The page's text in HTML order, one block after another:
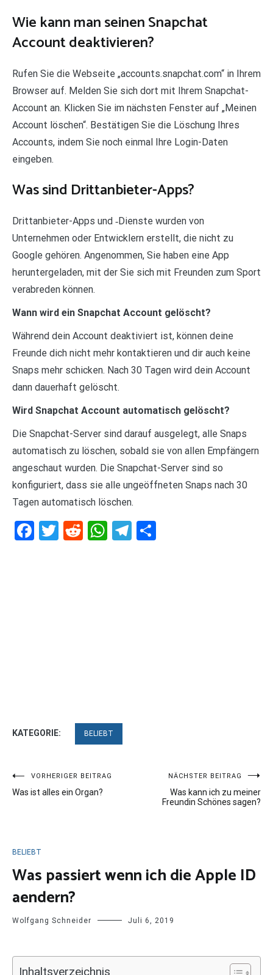
Wie kann man seinen Snapchat
Account deaktivieren?
Rufen Sie die Webseite „accounts.snapchat.com“ in Ihrem
Browser auf. Melden Sie sich dort mit Ihrem Snapchat-
Account an. Klicken Sie im nächsten Fenster auf „Meinen
Account löschen“. Bestätigen Sie die Löschung Ihres
Accounts, indem Sie noch einmal Ihre Login-Daten
eingeben.
Was sind Drittanbieter-Apps?
Drittanbieter-Apps und ‑Dienste wurden von
Unternehmen oder Entwicklern erstellt, die nicht zu
Google gehören. Angenommen, Sie haben eine App
heruntergeladen, mit der Sie sich mit Freunden zum Sport
verabreden können.
Wann wird ein Snapchat Account gelöscht?
Während dein Account deaktiviert ist, können deine
Freunde dich nicht mehr kontaktieren und dir auch keine
Snaps mehr schicken. Nach 30 Tagen wird dein Account
dann dauerhaft gelöscht.
Wird Snapchat Account automatisch gelöscht?
Die Snapchat-Server sind darauf ausgelegt, alle Snaps
automatisch zu löschen, sobald sie von allen Empfängern
angeschaut wurden. Die Snapchat-Server sind so
konfiguriert, dass sie alle ungeöffneten Snaps nach 30
Tagen automatisch löschen.
Facebook
Twitter
RedditWhatsApp
Telegram
KATEGORIE: BELIEBT
Beitragsnavigation
VORHERIGER BEITRAG
Was ist alles ein Organ?
NÄCHSTER BEITRAG
Was kann ich zu meiner
Freundin Schönes sagen?
BELIEBT
Was passiert wenn ich die Apple ID
aendern?
Wolfgang Schneider Juli 6, 2019
Inhaltsverzeichnis